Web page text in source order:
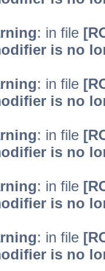
: in file
is no
: in file
is no
: in file
is no
: in file
is no
: in file
is no